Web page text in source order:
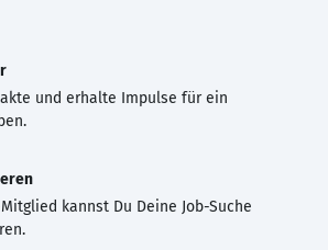
und erhalte Impulse für ein
kannst Du Deine Job-Suche